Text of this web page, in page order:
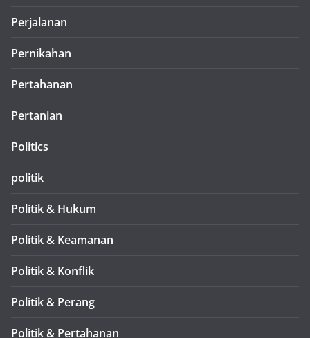
Perjalanan
Pernikahan
Pertahanan
Pertanian
Politics
politik
Politik & Hukum
Politik & Keamanan
Politik & Konflik
Politik & Perang
Politik & Pertahanan